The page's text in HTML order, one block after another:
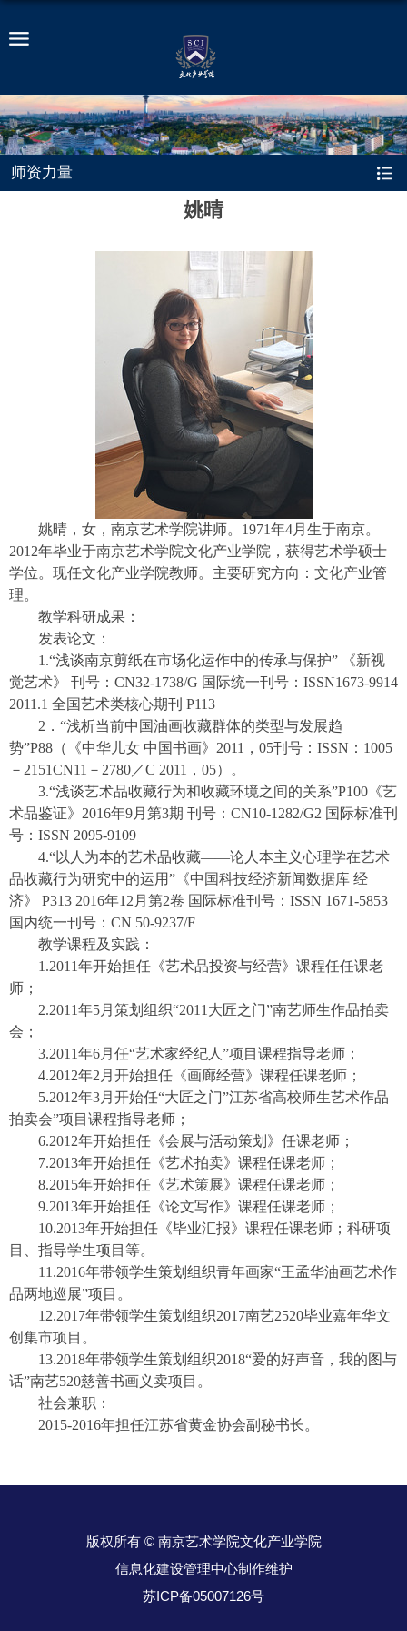
师资力量
姚晴
姚晴，女，南京艺术学院讲师。1971年4月生于南京。
2012年毕业于南京艺术学院文化产业学院，获得艺术学硕士
学位。现任文化产业学院教师。主要研究方向：文化产业管
理。
教学科研成果：
发表论文：
1.“浅谈南京剪纸在市场化运作中的传承与保护” 《新视
觉艺术》 刊号：CN32-1738/G 国际统一刊号：ISSN1673-9914
2011.1 全国艺术类核心期刊 P113
2．“浅析当前中国油画收藏群体的类型与发展趋
势”P88（《中华儿女 中国书画》2011，05刊号：ISSN：1005
－2151CN11－2780／C 2011，05）。
3.“浅谈艺术品收藏行为和收藏环境之间的关系”P100《艺
术品鉴证》2016年9月第3期 刊号：CN10-1282/G2 国际标准刊
号：ISSN 2095-9109
4.“以人为本的艺术品收藏——论人本主义心理学在艺术
品收藏行为研究中的运用”《中国科技经济新闻数据库 经
济》 P313 2016年12月第2卷 国际标准刊号：ISSN 1671-5853
国内统一刊号：CN 50-9237/F
教学课程及实践：
1.2011年开始担任《艺术品投资与经营》课程任任课老
师；
2.2011年5月策划组织“2011大匠之门”南艺师生作品拍卖
会；
3.2011年6月任“艺术家经纪人”项目课程指导老师；
4.2012年2月开始担任《画廊经营》课程任课老师；
5.2012年3月开始任“大匠之门”江苏省高校师生艺术作品
拍卖会”项目课程指导老师；
6.2012年开始担任《会展与活动策划》任课老师；
7.2013年开始担任《艺术拍卖》课程任课老师；
8.2015年开始担任《艺术策展》课程任课老师；
9.2013年开始担任《论文写作》课程任课老师；
10.2013年开始担任《毕业汇报》课程任课老师；科研项
目、指导学生项目等。
11.2016年带领学生策划组织青年画家“王孟华油画艺术作
品两地巡展”项目。
12.2017年带领学生策划组织2017南艺2520毕业嘉年华文
创集市项目。
13.2018年带领学生策划组织2018“爱的好声音，我的图与
话”南艺520慈善书画义卖项目。
社会兼职：
2015-2016年担任江苏省黄金协会副秘书长。
版权所有 © 南京艺术学院文化产业学院
信息化建设管理中心制作维护
苏ICP备05007126号